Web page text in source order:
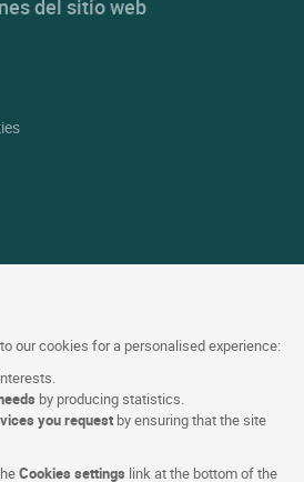
to our cookies for a personalised experience:
by producing statistics.
you request by ensuring that the site
Cookies settings link at the bottom of the
del sitio web